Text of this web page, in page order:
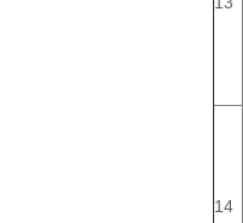
14